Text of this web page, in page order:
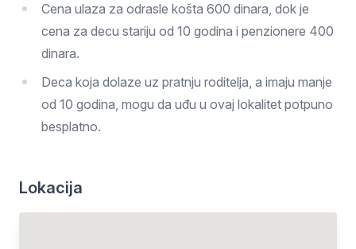
Cena ulaza za odrasle košta 600 dinara, dok je
cena za decu stariju od 10 godina i penzionere 400
dinara.
Deca koja dolaze uz pratnju roditelja, a imaju manje
od 10 godina, mogu da uđu u ovaj lokalitet potpuno
besplatno.
Lokacija